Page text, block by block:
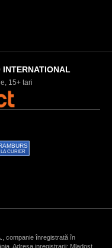
15+ tari
LA CURIER
companie înregistrată în
Adresa inregistrarii: Mladost